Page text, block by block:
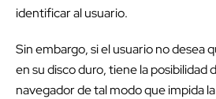
identificar al usuario.
Sin embargo, si el usuario no desea
en su disco duro, tiene la posibilidad
navegador de tal modo que impida